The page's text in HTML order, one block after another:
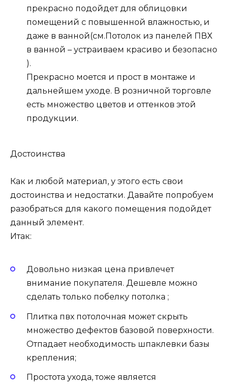
прекрасно подойдет для облицовки
помещений с повышенной влажностью, и
даже в ванной(см.Потолок из панелей ПВХ
в ванной – устраиваем красиво и безопасно
).
Прекрасно моется и прост в монтаже и
дальнейшем уходе. В розничной торговле
есть множество цветов и оттенков этой
продукции.
Достоинства
Как и любой материал, у этого есть свои
достоинства и недостатки. Давайте попробуем
разобраться для какого помещения подойдет
данный элемент.
Итак:
Довольно низкая цена привлечет
внимание покупателя. Дешевле можно
сделать только побелку потолка ;
Плитка пвх потолочная может скрыть
множество дефектов базовой поверхности.
Отпадает необходимость шпаклевки базы
крепления;
Простота ухода, тоже является